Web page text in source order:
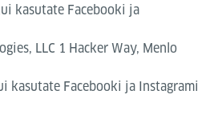
kasutate Facebooki ja
LLC 1 Hacker Way, Menlo
kasutate Facebooki ja Instagrami